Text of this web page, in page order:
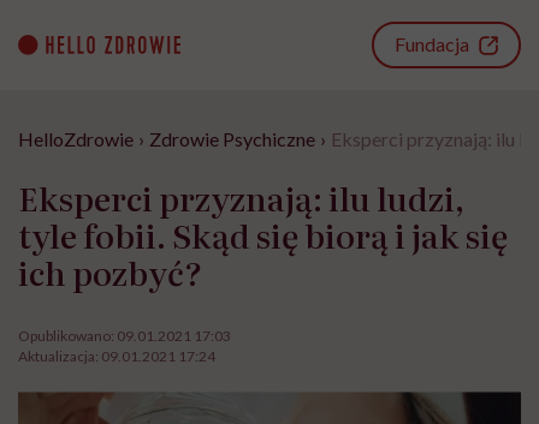
content
Fundacja
HelloZdrowie › Zdrowie Psychiczne › Eksperci przyznają: ilu
Eksperci przyznają: ilu ludzi,
tyle fobii. Skąd się biorą i jak się
ich pozbyć?
Opublikowano: 09.01.2021 17:03
Aktualizacja: 09.01.2021 17:24